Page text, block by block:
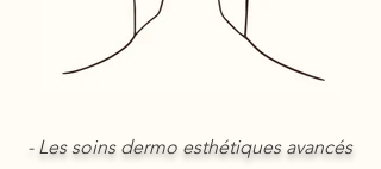
- Les soins dermo esthétiques avancés